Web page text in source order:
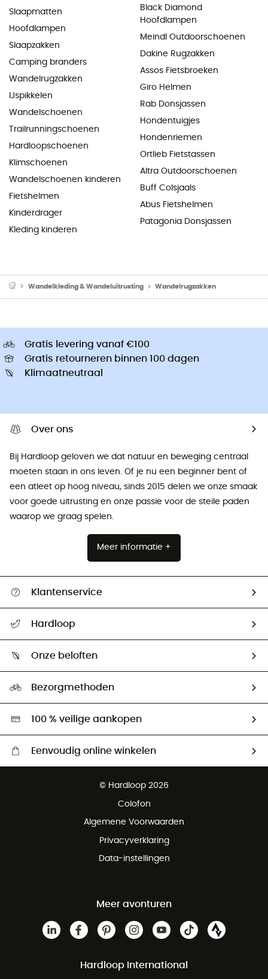
Slaapmatten
Hoofdlampen
Slaapzakken
Camping branders
Wandelrugzakken
IJspikkelen
Wandelschoenen
Trailrunningschoenen
Hardloopschoenen
Klimschoenen
Wandelschoenen kinderen
Fietshelmen
Kinderdrager
Kleding kinderen
Black Diamond
Hoofdlampen
Meindl Outdoorschoenen
Dakine Rugzakken
Assos Fietsbroeken
Giro Helmen
Rab Donsjassen
Hondentuigjes
Hondenriemen
Ortlieb Fietstassen
Altra Outdoorschoenen
Buff Colsjaals
Abus Fietshelmen
Patagonia Donsjassen
Wandelkleding & Wandeluitrusting Wandelrugzakken
Gratis levering vanaf €100
Gratis retourneren binnen 100 dagen
Klimaatneutraal
Over ons
Bij Hardloop geloven we dat natuur en beweging centraal
moeten staan ​​in ons leven. Of je nu een beginner bent of
een atleet op hoog niveau, sinds 2015 delen we onze smaak
voor goede uitrusting en onze passie voor de steile paden
waarop we graag spelen.
Meer informatie +
Klantenservice
Mijn zending volgen
Retourzendingen & Terugbetalingen
Hardloop
Ambassadeurs
Onze beloften
Hardgreen
Bezorgmethoden
100 % veilige aankopen
Eenvoudig online winkelen
Gratis retourneren binnen 100 dagen
© Hardloop 2026
Colofon
Algemene Voorwaarden
Privacyverklaring
Data-instellingen
Meer avonturen
Hardloop International